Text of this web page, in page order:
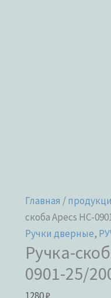
Главная /
скоба Apecs HC-
Ручки дверные,
Ручка-
0901-25/